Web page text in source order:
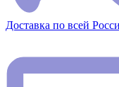
Доставка по всей